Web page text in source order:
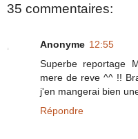
35 commentaires:
Anonyme 12:55
Superbe reportage
mere de reve ^^ !!
j'en mangerai bien
Répondre